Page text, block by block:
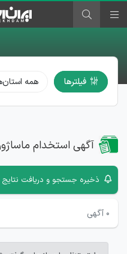
فیلترها همه
آگهی استخدام
ذخیره جستجو و دریافت
۰ آگهی